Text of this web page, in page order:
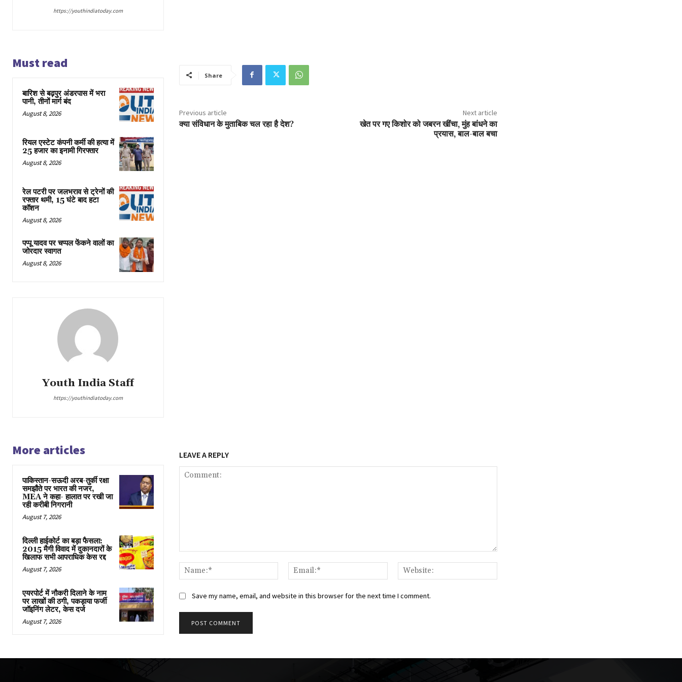
https://youthindiatoday.com
Must read
बारिश से बढ़पुर अंडरपास में भरा
पानी, तीनों मार्ग बंद
August 8, 2026
रियल एस्टेट कंपनी कर्मी की हत्या में
25 हजार का इनामी गिरफ्तार
August 8, 2026
रेल पटरी पर जलभराव से ट्रेनों की
रफ्तार थमी, 15 घंटे बाद हटा
कॉशन
August 8, 2026
पप्पू यादव पर चप्पल फेंकने वालों का
जोरदार स्वागत
August 8, 2026
Youth India Staff
https://youthindiatoday.com
Share
Previous article
क्या संविधान के मुताबिक चल रहा है देश?
Next article
खेत पर गए किशोर को जबरन खींचा, मुंह बांधने का
प्रयास, बाल-बाल बचा
More articles
पाकिस्तान-सऊदी अरब-तुर्की रक्षा
समझौते पर भारत की नजर,
MEA ने कहा- हालात पर रखी जा
रही करीबी निगरानी
August 7, 2026
दिल्ली हाईकोर्ट का बड़ा फैसला:
2015 मैगी विवाद में दुकानदारों के
खिलाफ सभी आपराधिक केस रद्द
August 7, 2026
एयरपोर्ट में नौकरी दिलाने के नाम
पर लाखों की ठगी, पकड़ाया फर्जी
जॉइनिंग लेटर, केस दर्ज
August 7, 2026
LEAVE A REPLY
Name:*
Email:*
Save my name, email, and website in this browser for the next time I comment.